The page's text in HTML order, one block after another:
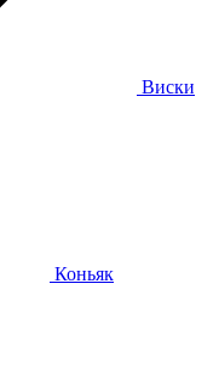
Виски
Коньяк